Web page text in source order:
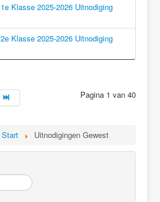
Klasse 2025-2026 Uitnodiging
Klasse 2025-2026 Uitnodiging
Pagina 1 van 40
Start Uitnodigingen Gewest